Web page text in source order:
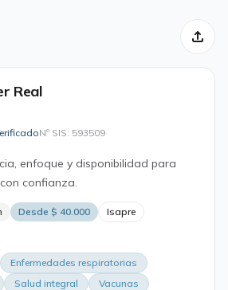
Real
Nº SIS: 593509·
enfoque y disponibilidad para
confianza.
Desde $ 40.000
Isapre
Enfermedades respiratorias
Salud integral Vacunas